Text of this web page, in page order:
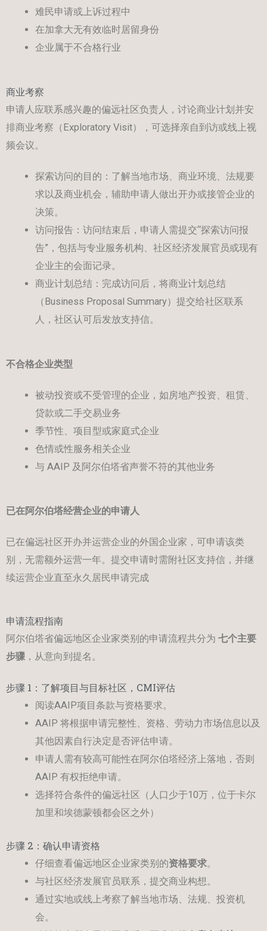
难民申请或上诉过程中
在加拿大无有效临时居留身份
企业属于不合格行业
商业考察
申请人应联系感兴趣的偏远社区负责人，讨论商业计划并安
排商业考察（Exploratory Visit），可选择亲自到访或线上视
频会议。
探索访问的目的：了解当地市场、商业环境、法规要
求以及商业机会，辅助申请人做出开办或接管企业的
决策。
访问报告：访问结束后，申请人需提交“探索访问报
告”，包括与专业服务机构、社区经济发展官员或现有
企业主的会面记录。
商业计划总结：完成访问后，将商业计划总结
（Business Proposal Summary）提交给社区联系
人，社区认可后发放支持信。
不合格企业类型
被动投资或不受管理的企业，如房地产投资、租赁、
贷款或二手交易业务
季节性、项目型或家庭式企业
色情或性服务相关企业
与 AAIP 及阿尔伯塔省声誉不符的其他业务
已在阿尔伯塔经营企业的申请人
已在偏远社区开办并运营企业的外国企业家，可申请该类
别，无需额外运营一年。提交申请时需附社区支持信，并继
续运营企业直至永久居民申请完成
申请流程指南
阿尔伯塔省偏远地区企业家类别的申请流程共分为 七个主要
步骤 ，从意向到提名。
步骤 1：了解项目与目标社区，CMI评估
阅读AAIP项目条款与资格要求。
AAIP 将根据申请完整性、资格、劳动力市场信息以及
其他因素自行决定是否评估申请。
申请人需有较高可能性在阿尔伯塔经济上落地，否则
AAIP 有权拒绝申请。
选择符合条件的偏远社区（人口少于10万，位于卡尔
加里和埃德蒙顿都会区之外）
步骤 2：确认申请资格
仔细查看偏远地区企业家类别的资格要求。
与社区经济发展官员联系，提交商业构想。
通过实地或线上考察了解当地市场、法规、投资机
会。